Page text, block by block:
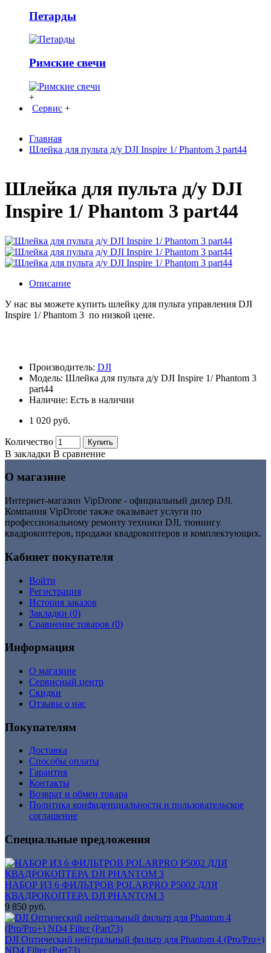
Петарды
Римские свечи
+
Сервис +
Главная
Шлейка для пульта д/у DJI Inspire 1/ Phantom 3 part44
Шлейка для пульта д/у DJI
Inspire 1/ Phantom 3 part44
Описание
У нас вы можете купить шлейку для пульта управления DJI
Inspire 1/ Phantom 3 по низкой цене.
Производитель: DJI
Модель: Шлейка для пульта д/у DJI Inspire 1/ Phantom 3
part44
Наличие: Есть в наличии
1 020 руб.
Количество Купить
В закладки В сравнение
О магазине
Интернет-магазин VipDrone - официальный дилер DJI.
Компания VipDrone также оказывает услуги по
профессиональному ремонту техники DJI, тюнингу
квадрокоптеров, продажи квадрокоптеров и комплектующих.
Кабинет покупателя
Войти
Регистрация
История заказов
Закладки (0)
Сравнение товаров (0)
Информация
О магазине
Сервисный центр
Cкидки
Отзывы о нас
Покупателям
Доставка
Способы оплаты
Гарантия
Контакты
Возврат и обмен товара
Политика конфиденциальности и пользовательское
соглашение
Специальные предложения
НАБОР ИЗ 6 ФИЛЬТРОВ POLARPRO P5002 ДЛЯ
КВАДРОКОПТЕРА DJI PHANTOM 3
9 850 руб.
DJI Оптический нейтральный фильтр для Phantom 4 (Pro/Pro+)
ND4 Filter (Part73)